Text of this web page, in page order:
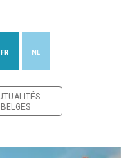
FR NL
BELGES